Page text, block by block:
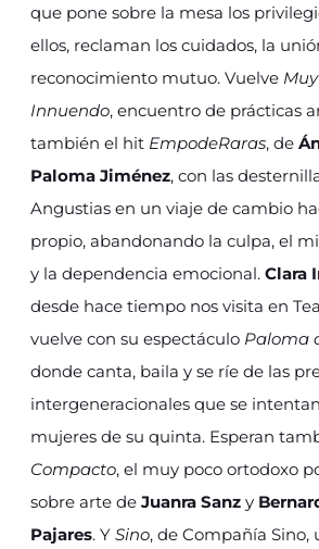
que pone sobre la mesa los
ellos, reclaman los cuidados, la
reconocimiento mutuo. Vuelve Muy
Innuendo, encuentro de prácticas
también el hit EmpodeRaras, de
Paloma Jiménez, con las
Angustias en un viaje de cambio
propio, abandonando la culpa, el
y la dependencia emocional. Clara
desde hace tiempo nos visita en
vuelve con su espectáculo Paloma
donde canta, baila y se ríe de las
intergeneracionales que se
mujeres de su quinta. Esperan
Compacto, el muy poco ortodoxo
sobre arte de Juanra Sanz y
Pajares. Y Sino, de Compañía Sino,